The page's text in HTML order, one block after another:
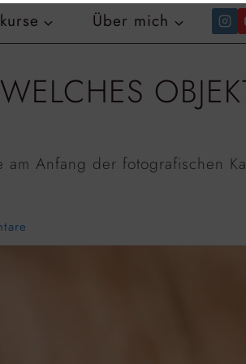
Über mich
Anfang der fotografischen